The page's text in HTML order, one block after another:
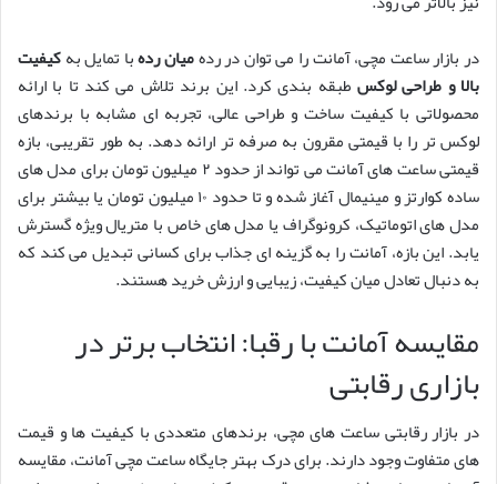
در بازار ساعت مچی، آمانت را می توان در ردهمیان ردهبا تمایل بهکیفیت
بالا و طراحی لوکس طبقه بندی کرد. این برند تلاش می کند تا با ارائه
محصولاتی با کیفیت ساخت و طراحی عالی، تجربه ای مشابه با برندهای
لوکس تر را با قیمتی مقرون به صرفه تر ارائه دهد. به طور تقریبی، بازه
قیمتی ساعت های آمانت می تواند از حدود ۲ میلیون تومان برای مدل های
ساده کوارتز و مینیمال آغاز شده و تا حدود ۱۰ میلیون تومان یا بیشتر برای
مدل های اتوماتیک، کرونوگراف یا مدل های خاص با متریال ویژه گسترش
یابد. این بازه، آمانت را به گزینه ای جذاب برای کسانی تبدیل می کند که
به دنبال تعادل میان کیفیت، زیبایی و ارزش خرید هستند.
مقایسه آمانت با رقبا: انتخاب برتر در
بازاری رقابتی
در بازار رقابتی ساعت های مچی، برندهای متعددی با کیفیت ها و قیمت
های متفاوت وجود دارند. برای درک بهتر جایگاه ساعت مچی آمانت، مقایسه